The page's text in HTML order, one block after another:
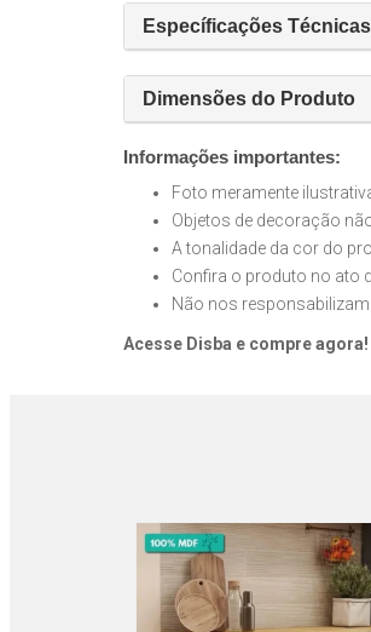
Específicações Técnicas
Dimensões do Produto
Informações importantes:
Foto meramente
Objetos de decoração
A tonalidade da cor do
Confira o produto no ato
Não nos
Acesse Disba e compre agora!